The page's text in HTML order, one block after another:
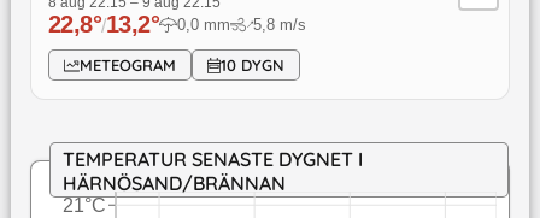
22,8°/13,2° 0,0 mm ↓5,8 m/s
METEOGRAM 10 DYGN
TEMPERATUR SENASTE DYGNET I
HÄRNÖSAND/BRÄNNAN
21°C